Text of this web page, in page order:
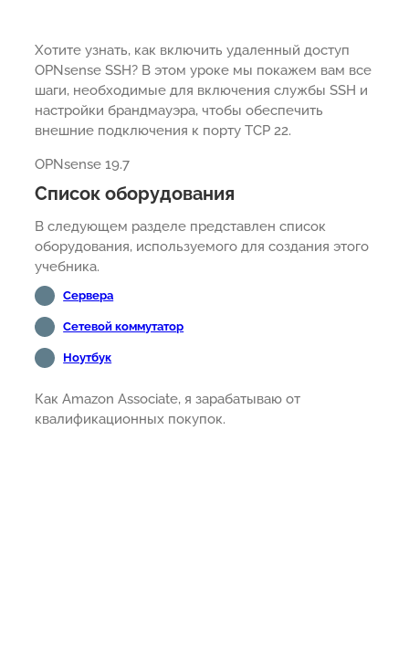
Хотите узнать, как включить удаленный доступ
OPNsense SSH? В этом уроке мы покажем вам все
шаги, необходимые для включения службы SSH и
настройки брандмауэра, чтобы обеспечить
внешние подключения к порту TCP 22.
OPNsense 19.7
Список оборудования
В следующем разделе представлен список
оборудования, используемого для создания этого
учебника.
Сервера
Сетевой коммутатор
Ноутбук
Как Amazon Associate, я зарабатываю от
квалификационных покупок.